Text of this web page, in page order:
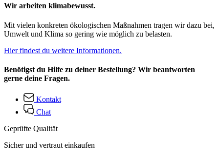
Wir arbeiten klimabewusst.
Mit vielen konkreten ökologischen Maßnahmen tragen wir dazu bei,
Umwelt und Klima so gering wie möglich zu belasten.
Hier findest du weitere Informationen.
Benötigst du Hilfe zu deiner Bestellung? Wir beantworten
gerne deine Fragen.
Kontakt
Chat
Geprüfte Qualität
Sicher und vertraut einkaufen